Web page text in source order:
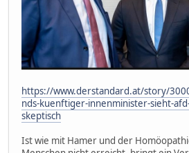
https://www.derstandard.at/story/
nds-kuenftiger-innenminister-sieht-
skeptisch
Ist wie mit Hamer und der